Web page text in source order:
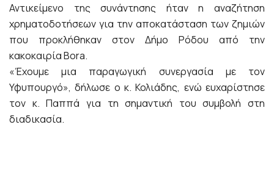
Αντικείμενο της συνάντησης ήταν η αναζήτηση
χρηματοδοτήσεων για την αποκατάσταση των ζημιών
που προκλήθηκαν στον Δήμο Ρόδου από την
κακοκαιρία Bora.
«Έχουμε μια παραγωγική συνεργασία με τον
Υφυπουργό», δήλωσε ο κ. Κολιάδης, ενώ ευχαρίστησε
τον κ. Παππά για τη σημαντική του συμβολή στη
διαδικασία.